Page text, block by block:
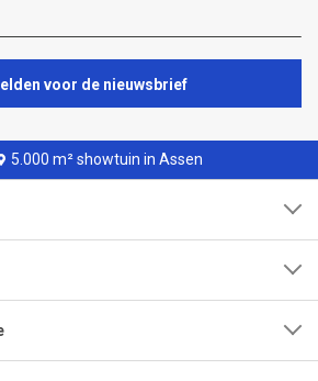
voor de nieuwsbrief
m² showtuin in Assen